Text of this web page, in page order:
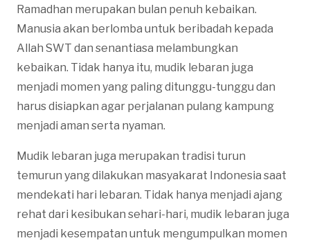
Ramadhan merupakan bulan penuh kebaikan.
Manusia akan berlomba untuk beribadah kepada
Allah SWT dan senantiasa melambungkan
kebaikan. Tidak hanya itu, mudik lebaran juga
menjadi momen yang paling ditunggu-tunggu dan
harus disiapkan agar perjalanan pulang kampung
menjadi aman serta nyaman.
Mudik lebaran juga merupakan tradisi turun
temurun yang dilakukan masyakarat Indonesia saat
mendekati hari lebaran. Tidak hanya menjadi ajang
rehat dari kesibukan sehari-hari, mudik lebaran juga
menjadi kesempatan untuk mengumpulkan momen